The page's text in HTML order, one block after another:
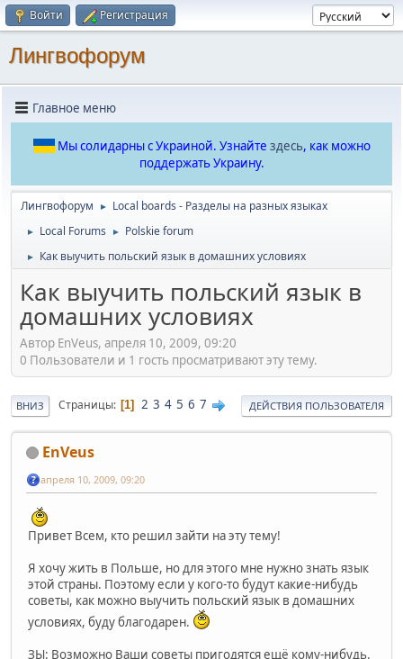
Войти Регистрация
Лингвофорум
Главное меню
Мы солидарны с Украиной. Узнайте здесь, как можно
поддержать Украину.
Лингвофорум ► Local boards - Разделы на разных языках
► Local Forums ► Polskie forum
► Как выучить польский язык в домашних условиях
Как выучить польский язык в
домашних условиях
Автор EnVeus, апреля 10, 2009, 09:20
0 Пользователи и 1 гость просматривают эту тему.
ВНИЗ Страницы 1 2 3 4 5 6 7 ДЕЙСТВИЯ ПОЛЬЗОВАТЕЛЯ
EnVeus
апреля 10, 2009, 09:20
Привет Всем, кто решил зайти на эту тему!
Я хочу жить в Польше, но для этого мне нужно знать язык
этой страны. Поэтому если у кого-то будут какие-нибудь
советы, как можно выучить польский язык в домашних
условиях, буду благодарен.
ЗЫ: Возможно Ваши советы пригодятся ещё кому-нибудь.